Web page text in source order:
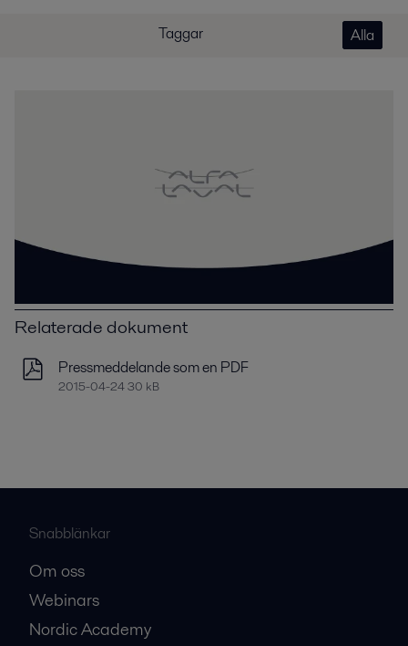
Taggar Alla
Relaterade dokument
Pressmeddelande som en PDF
2015-04-24 30 kB
Snabblänkar
Om oss
Webinars
Nordic Academy